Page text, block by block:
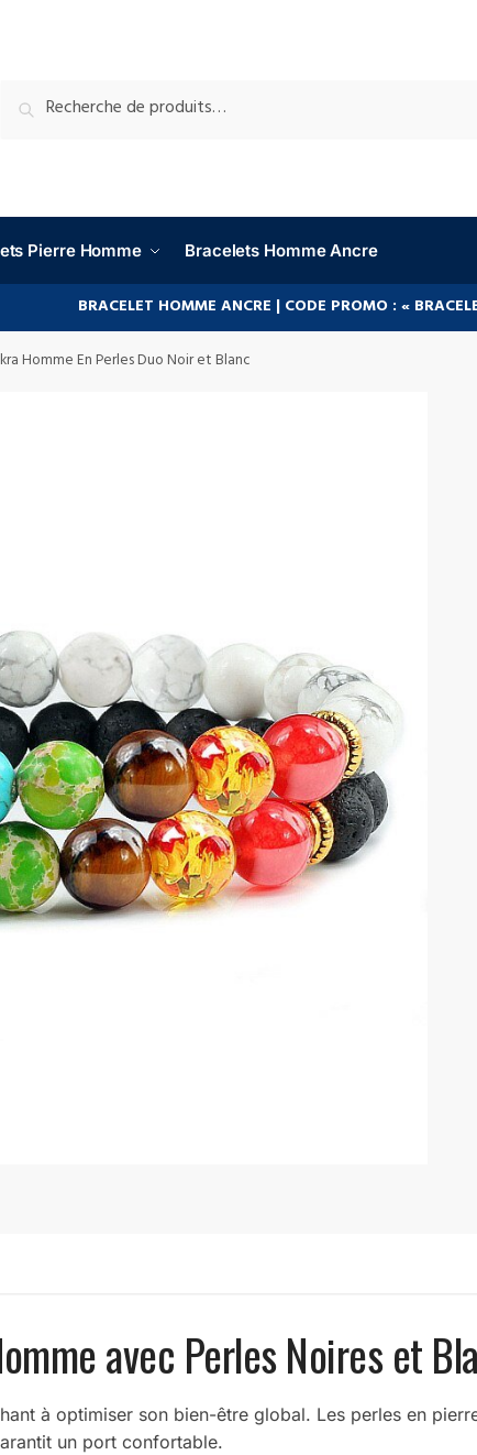
Pierre Homme Bracelets Homme Ancre
BRACELET HOMME ANCRE | CODE PROMO : «
Homme En Perles Duo Noir et Blanc
avec Perles Noires et
à optimiser son bien-être global. Les perles en
un port confortable.